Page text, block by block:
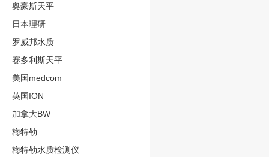
奥豪斯天平
日本理研
罗威邦水质
赛多利斯天平
美国medcom
英国ION
加拿大BW
梅特勒
梅特勒水质检测仪